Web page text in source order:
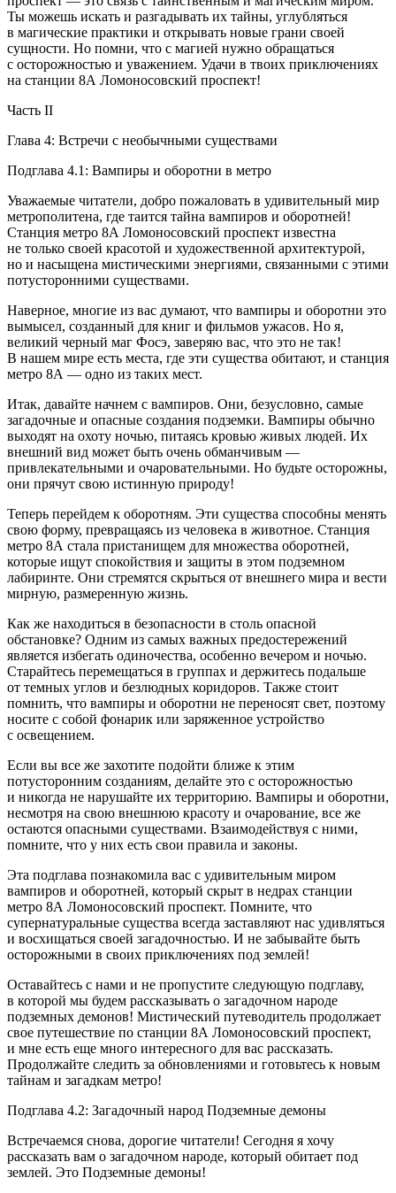
Ты можешь искать и разгадывать их тайны, углубляться
в магические практики и открывать новые грани своей
сущности. Но помни, что с магией нужно обращаться
с осторожностью и уважением. Удачи в твоих приключениях
на станции 8А Ломоносовский проспект!
Часть II
Глава 4: Встречи с необычными существами
Подглава 4.1: Вампиры и оборотни в метро
Уважаемые читатели, добро пожаловать в удивительный мир
метрополитена, где таится тайна вампиров и оборотней!
Станция метро 8А Ломоносовский проспект известна
не только своей красотой и художественной архитектурой,
но и насыщена мистическими энергиями, связанными с этими
потусторонними существами.
Наверное, многие из вас думают, что вампиры и оборотни это
вымысел, созданный для книг и фильмов ужасов. Но я,
великий черный маг Фосэ, заверяю вас, что это не так!
В нашем мире есть места, где эти существа обитают, и станция
метро 8А — одно из таких мест.
Итак, давайте начнем с вампиров. Они, безусловно, самые
загадочные и опасные создания подземки. Вампиры обычно
выходят на охоту ночью, питаясь кровью живых людей. Их
внешний вид может быть очень обманчивым —
привлекательными и очаровательными. Но будьте осторожны,
они прячут свою истинную природу!
Теперь перейдем к оборотням. Эти существа способны менять
свою форму, превращаясь из человека в животное. Станция
метро 8А стала пристанищем для множества оборотней,
которые ищут спокойствия и защиты в этом подземном
лабиринте. Они стремятся скрыться от внешнего мира и вести
мирную, размеренную жизнь.
Как же находиться в безопасности в столь опасной
обстановке? Одним из самых важных предостережений
является избегать одиночества, особенно вечером и ночью.
Старайтесь перемещаться в группах и держитесь подальше
от темных углов и безлюдных коридоров. Также стоит
помнить, что вампиры и оборотни не переносят свет, поэтому
носите с собой фонарик или заряженное устройство
с освещением.
Если вы все же захотите подойти ближе к этим
потусторонним созданиям, делайте это с осторожностью
и никогда не нарушайте их территорию. Вампиры и оборотни,
несмотря на свою внешнюю красоту и очарование, все же
остаются опасными существами. Взаимодействуя с ними,
помните, что у них есть свои правила и законы.
Эта подглава познакомила вас с удивительным миром
вампиров и оборотней, который скрыт в недрах станции
метро 8А Ломоносовский проспект. Помните, что
супернатуральные существа всегда заставляют нас удивляться
и восхищаться своей загадочностью. И не забывайте быть
осторожными в своих приключениях под землей!
Оставайтесь с нами и не пропустите следующую подглаву,
в которой мы будем рассказывать о загадочном народе
подземных демонов! Мистический путеводитель продолжает
свое путешествие по станции 8А Ломоносовский проспект,
и мне есть еще много интересного для вас рассказать.
Продолжайте следить за обновлениями и готовьтесь к новым
тайнам и загадкам метро!
Подглава 4.2: Загадочный народ Подземные демоны
Встречаемся снова, дорогие читатели! Сегодня я хочу
рассказать вам о загадочном народе, который обитает под
землей. Это Подземные демоны!